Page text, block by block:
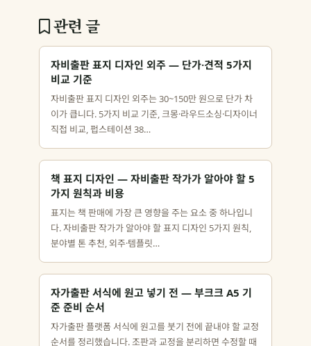
관련 글
자비출판 표지 디자인 외주 — 단가·견적 5가지
비교 기준
자비출판 표지 디자인 외주는 30~150만 원으로 단가 차
이가 큽니다. 5가지 비교 기준, 크몽·라우드소싱·디자이너
직접 비교, 펍스테이션 38…
책 표지 디자인 — 자비출판 작가가 알아야 할 5
가지 원칙과 비용
표지는 책 판매에 가장 큰 영향을 주는 요소 중 하나입니
다. 자비출판 작가가 알아야 할 표지 디자인 5가지 원칙,
분야별 톤 추천, 외주·템플릿…
자가출판 서식에 원고 넣기 전 — 부크크 A5 기
준 준비 순서
자가출판 플랫폼 서식에 원고를 붓기 전에 끝내야 할 교정
순서를 정리했습니다. 조판과 교정을 분리하면 수정할 때